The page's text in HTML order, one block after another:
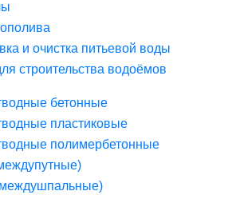
и очистка питьевой воды
строительства водоёмов
бетонные
пластиковые
полимербетонные